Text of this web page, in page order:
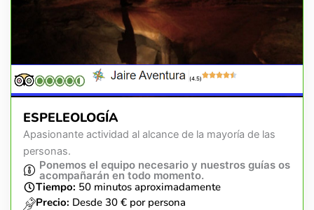
(4.5)
ESPELEOLOGÍA
Apasionante actividad al alcance de la mayoría de las
personas.
Ponemos el equipo necesario y nuestros guías os
acompañarán en todo momento.
Tiempo: 50 minutos aproximadamente
Precio: Desde 30 € por persona